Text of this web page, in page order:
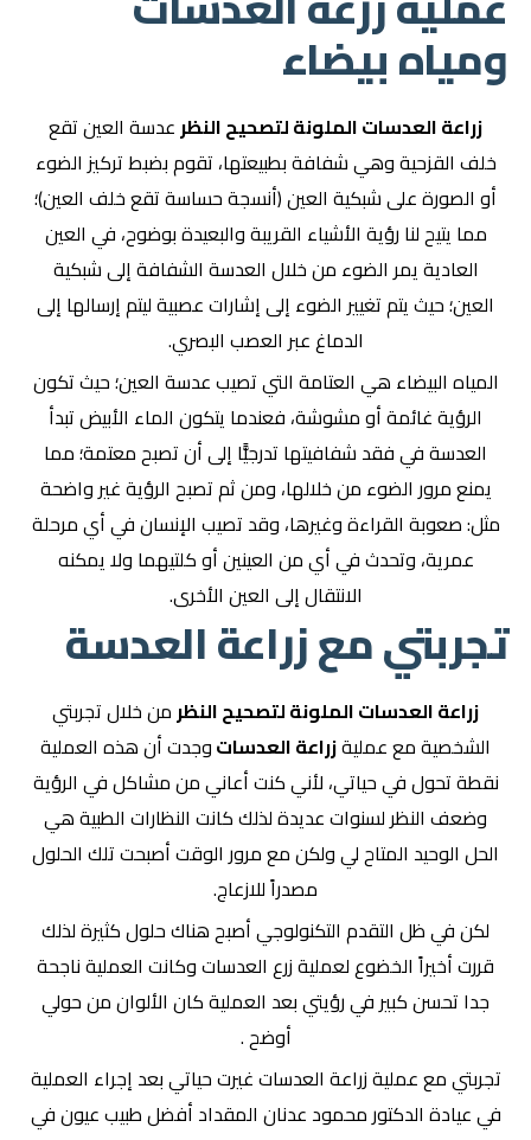
ومياه بيضاء
زراعة العدسات الملونة لتصحيح النظرعدسة العين تقع
خلف القزحية وهي شفافة بطبيعتها، تقوم بضبط تركيز الضوء
أو الصورة على شبكية العين (أنسجة حساسة تقع خلف العين)؛
مما يتيح لنا رؤية الأشياء القريبة والبعيدة بوضوح، في العين
العادية يمر الضوء من خلال العدسة الشفافة إلى شبكية
العين؛ حيث يتم تغيير الضوء إلى إشارات عصبية ليتم إرسالها إلى
الدماغ عبر العصب البصري.
المياه البيضاء هي العتامة التي تصيب عدسة العين؛ حيث تكون
الرؤية غائمة أو مشوشة، فعندما يتكون الماء الأبيض تبدأ
العدسة في فقد شفافيتها تدرجيًّا إلى أن تصبح معتمة؛ مما
يمنع مرور الضوء من خلالها، ومن ثم تصبح الرؤية غير واضحة
مثل: صعوبة القراءة وغيرها، وقد تصيب الإنسان في أي مرحلة
عمرية، وتحدث في أي من العينين أو كلتيهما ولا يمكنه
الانتقال إلى العين الأخرى.
تجربتي مع زراعة العدسة
زراعة العدسات الملونة لتصحيح النظرمن خلال تجربتي
الشخصية مع عمليةزراعة العدساتوجدت أن هذه العملية
نقطة تحول في حياتي، لأني كنت أعاني من مشاكل في الرؤية
وضعف النظر لسنوات عديدة لذلك كانت النظارات الطبية هي
الحل الوحيد المتاح لي ولكن مع مرور الوقت أصبحت تلك الحلول
مصدراً للازعاج.
لكن في ظل التقدم التكنولوجي أصبح هناك حلول كثيرة لذلك
قررت أخيراً الخضوع لعملية زرع العدسات وكانت العملية ناجحة
جدا تحسن كبير في رؤيتي بعد العملية كان الألوان من حولي
أوضح .
تجربتي مع عملية زراعة العدسات غيرت حياتي بعد إجراء العملية
في عيادة الدكتور محمود عدنان المقداد أفضل طبيب عيون في